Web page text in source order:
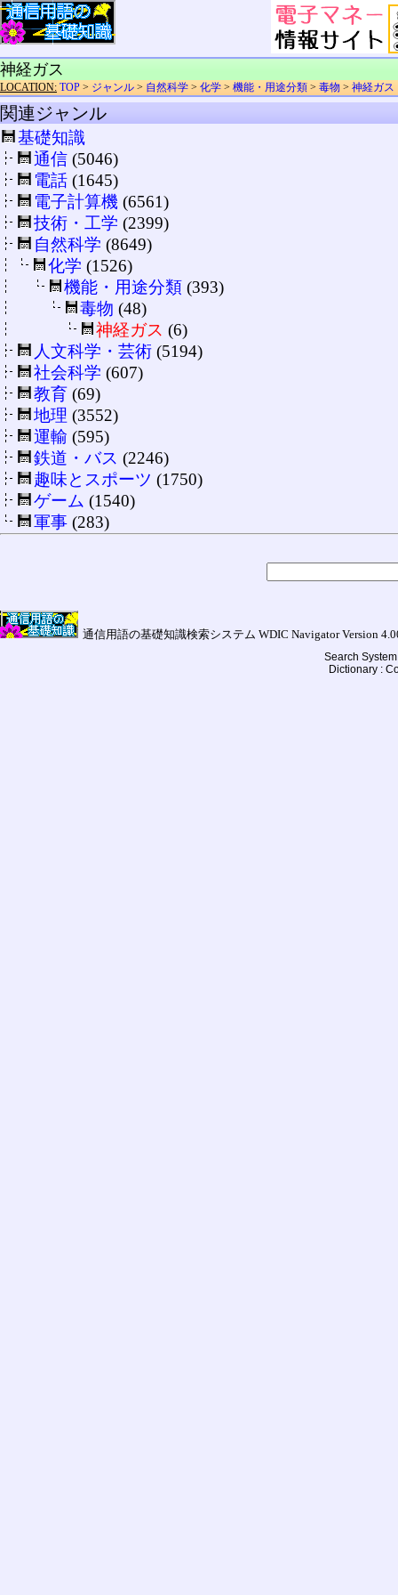
神経ガス
LOCATION: TOP > ジャンル > 自然科学 > 化学 > 機能・用途分類 > 毒物 > 神経ガス
関連ジャンル
基礎知識
通信 (5046)
電話 (1645)
電子計算機 (6561)
技術・工学 (2399)
自然科学 (8649)
化学 (1526)
機能・用途分類 (393)
毒物 (48)
神経ガス (6)
人文科学・芸術 (5194)
社会科学 (607)
教育 (69)
地理 (3552)
運輸 (595)
鉄道・バス (2246)
趣味とスポーツ (1750)
ゲーム (1540)
軍事 (283)
通信用語の基礎知識検索システム WDIC Navigator Version
Search
Dictionary :